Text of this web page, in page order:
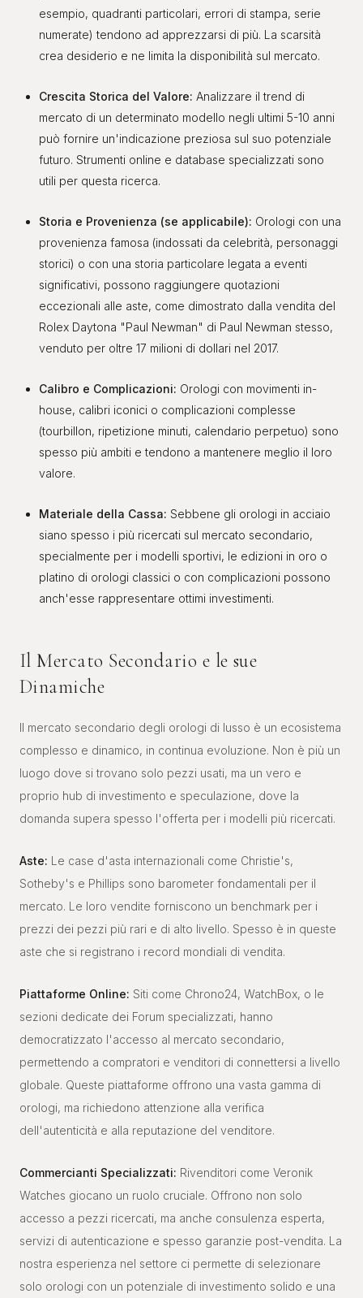
esempio, quadranti particolari, errori di stampa, serie
numerate) tendono ad apprezzarsi di più. La scarsità
crea desiderio e ne limita la disponibilità sul mercato.
Crescita Storica del Valore: Analizzare il trend di
mercato di un determinato modello negli ultimi 5-10 anni
può fornire un'indicazione preziosa sul suo potenziale
futuro. Strumenti online e database specializzati sono
utili per questa ricerca.
Storia e Provenienza (se applicabile): Orologi con una
provenienza famosa (indossati da celebrità, personaggi
storici) o con una storia particolare legata a eventi
significativi, possono raggiungere quotazioni
eccezionali alle aste, come dimostrato dalla vendita del
Rolex Daytona "Paul Newman" di Paul Newman stesso,
venduto per oltre 17 milioni di dollari nel 2017.
Calibro e Complicazioni: Orologi con movimenti in-
house, calibri iconici o complicazioni complesse
(tourbillon, ripetizione minuti, calendario perpetuo) sono
spesso più ambiti e tendono a mantenere meglio il loro
valore.
Materiale della Cassa: Sebbene gli orologi in acciaio
siano spesso i più ricercati sul mercato secondario,
specialmente per i modelli sportivi, le edizioni in oro o
platino di orologi classici o con complicazioni possono
anch'esse rappresentare ottimi investimenti.
Il Mercato Secondario e le sue
Dinamiche
Il mercato secondario degli orologi di lusso è un ecosistema
complesso e dinamico, in continua evoluzione. Non è più un
luogo dove si trovano solo pezzi usati, ma un vero e
proprio hub di investimento e speculazione, dove la
domanda supera spesso l'offerta per i modelli più ricercati.
Aste: Le case d'asta internazionali come Christie's,
Sotheby's e Phillips sono barometer fondamentali per il
mercato. Le loro vendite forniscono un benchmark per i
prezzi dei pezzi più rari e di alto livello. Spesso è in queste
aste che si registrano i record mondiali di vendita.
Piattaforme Online: Siti come Chrono24, WatchBox, o le
sezioni dedicate dei Forum specializzati, hanno
democratizzato l'accesso al mercato secondario,
permettendo a compratori e venditori di connettersi a livello
globale. Queste piattaforme offrono una vasta gamma di
orologi, ma richiedono attenzione alla verifica
dell'autenticità e alla reputazione del venditore.
Commercianti Specializzati: Rivenditori come Veronik
Watches giocano un ruolo cruciale. Offrono non solo
accesso a pezzi ricercati, ma anche consulenza esperta,
servizi di autenticazione e spesso garanzie post-vendita. La
nostra esperienza nel settore ci permette di selezionare
solo orologi con un potenziale di investimento solido e una